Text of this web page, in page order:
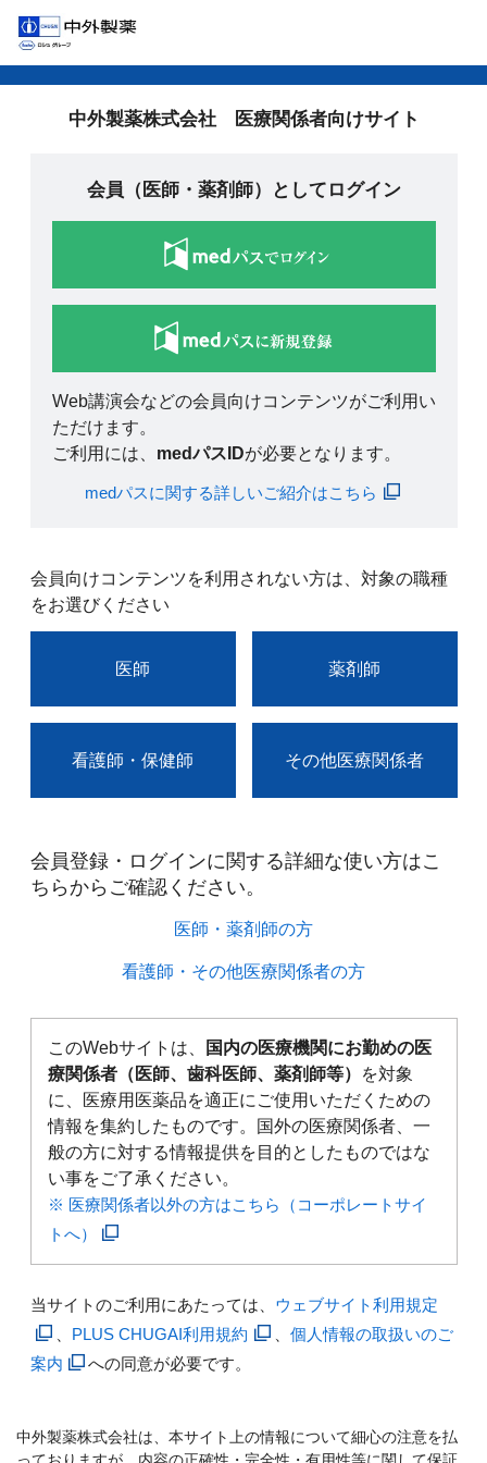
中外製薬株式会社 医療関係者向けサイト
会員（医師・薬剤師）としてログイン
Web講演会などの会員向けコンテンツがご利用い
ただけます。
ご利用には、 medパスIDが必要となります。
medパスに関する詳しいご紹介はこちら
会員向けコンテンツを利用されない方は、対象の職種
をお選びください
医師 薬剤師
看護師・保健師 その他医療関係者
会員登録・ログインに関する詳細な使い方はこ
ちらからご確認ください。​
医師・薬剤師の方​
看護師・その他医療関係者の方​
このWebサイトは、
国内の医療機関にお勤めの医
療関係者（医師、歯科医師、薬剤師等）
を対象
に、医療用医薬品を適正にご使用いただくための
情報を集約したものです。国外の医療関係者、一
般の方に対する情報提供を目的としたものではな
い事をご了承ください。
※ 医療関係者以外の方はこちら（コーポレートサイ
トへ）
当サイトのご利用にあたっては、 ウェブサイト利用規定
PLUS CHUGAI利用規約
個人情報の取扱いのご
案内
への同意が必要です。
中外製薬株式会社は、本サイト上の情報について細心の注意を払
っておりますが、内容の正確性・完全性・有用性等に関して保証